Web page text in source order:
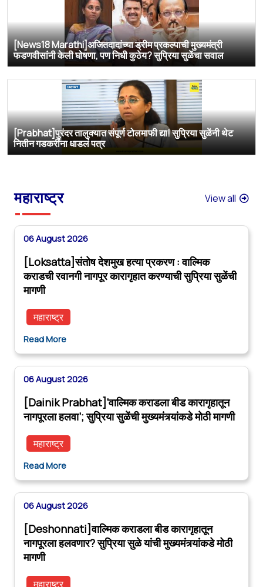
[News18 Marathi]अजितदादांच्या ड्रीम प्रकल्पाची मुख्यमंत्री
फडणवीसांनी केली घोषणा, पण निधी कुठेय? सुप्रिया सुळेंचा सवाल
[Prabhat]पुरंदर तालुक्यात संपूर्ण टोलमाफी द्या! सुप्रिया सुळेंनी थेट
नितीन गडकरींना धाडलं पत्र
महाराष्ट्र View all
06 August 2026
[Loksatta]संतोष देशमुख हत्या प्रकरण : वाल्मिक
कराडची रवानगी नागपूर कारागृहात करण्याची सुप्रिया सुळेंची
मागणी
महाराष्ट्र
Read More
06 August 2026
[Dainik Prabhat]‘वाल्मिक कराडला बीड कारागृहातून
नागपूरला हलवा’; सुप्रिया सुळेंची मुख्यमंत्र्यांकडे मोठी मागणी
महाराष्ट्र
Read More
06 August 2026
[Deshonnati]वाल्मिक कराडला बीड कारागृहातून
नागपूरला हलवणार? सुप्रिया सुळे यांची मुख्यमंत्र्यांकडे मोठी
मागणी
महाराष्ट्र